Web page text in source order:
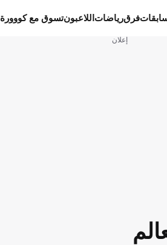
فرقرياضات اللاعبونتسوق مع كووورة
إعلان